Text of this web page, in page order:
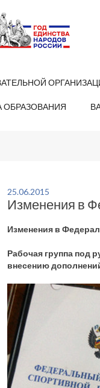
ОБРАЗОВАНИЯ
25.06.2015
Изменения в
Изменения в
Рабочая группа под
внесению